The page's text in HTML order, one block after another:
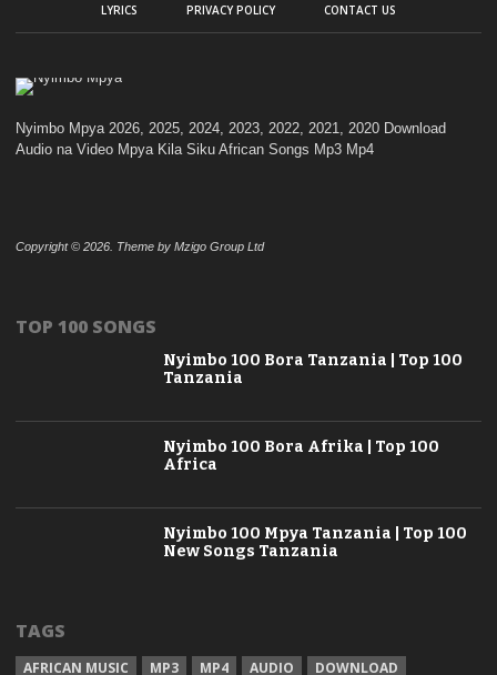
LYRICS PRIVACY POLICY CONTACT US
Nyimbo Mpya 2026, 2025, 2024, 2023, 2022, 2021, 2020 Download
Audio na Video Mpya Kila Siku African Songs Mp3 Mp4
Copyright © 2026. Theme by Mzigo Group Ltd
TOP 100 SONGS
Nyimbo 100 Bora Tanzania | Top 100
Tanzania
Nyimbo 100 Bora Afrika | Top 100
Africa
Nyimbo 100 Mpya Tanzania | Top 100
New Songs Tanzania
TAGS
AFRICAN MUSIC MP3 MP4 AUDIO DOWNLOAD